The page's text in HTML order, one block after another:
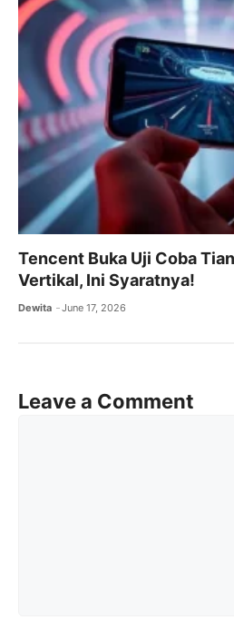
Tencent Buka Uji Coba
Vertikal, Ini Syaratnya!
Dewita June 17, 2026
Leave a Comment